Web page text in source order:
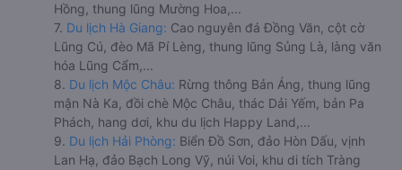
Hồng, thung lũng Mường Hoa,...
7. Du lịch Hà Giang: Cao nguyên đá Đồng Văn, cột cờ
Lũng Cú, đèo Mã Pí Lèng, thung lũng Sủng Là, làng văn
hóa Lũng Cẩm,...
8. Du lịch Mộc Châu: Rừng thông Bản Áng, thung lũng
mận Nà Ka, đồi chè Mộc Châu, thác Dải Yếm, bản Pa
Phách, hang dơi, khu du lịch Happy Land,...
9. Du lịch Hải Phòng: Biển Đồ Sơn, đảo Hòn Dấu, vịnh
Lan Hạ, đảo Bạch Long Vỹ, núi Voi, khu di tích Tràng